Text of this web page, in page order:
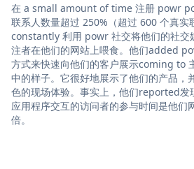
在 a small amount of time 注册 powr
联系人数量超过 250%（超过 600 个真实
constantly 利用 powr 社交将他们的社交
注者在他们的网站上喂食。他们added
方式来快速向他们的客户展示coming to
中的样子。它很好地展示了他们的产品，
色的现场体验。事实上，他们reported
应用程序交互的访问者的参与时间是他们
倍。